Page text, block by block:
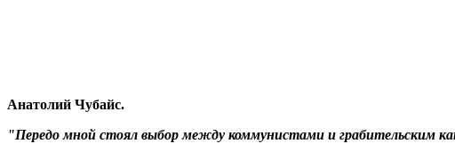
Анатолий Чубайс.
"Передо мной стоял выбор между коммунистами и грабительским